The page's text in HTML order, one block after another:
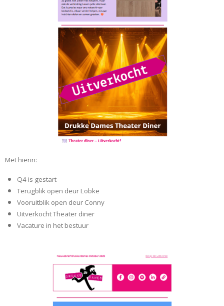
Met hierin:
Q4 is gestart
Terugblik open deur Lobke
Vooruitblik open deur Conny
Uitverkocht Theater diner
Vacature in het bestuur